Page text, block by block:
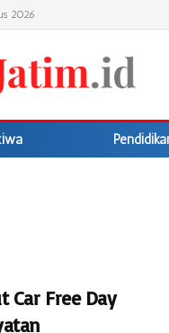
2026
Car Free Day